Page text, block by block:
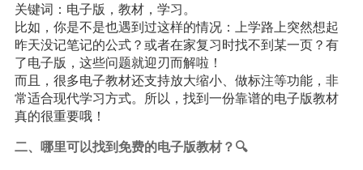
关键词：电子版，教材，学习。
比如，你是不是也遇到过这样的情况：上学路上突然想起
昨天没记笔记的公式？或者在家复习时找不到某一页？有
了电子版，这些问题就迎刃而解啦！
而且，很多电子教材还支持放大缩小、做标注等功能，非
常适合现代学习方式。所以，找到一份靠谱的电子版教材
真的很重要哦！
二、哪里可以找到免费的电子版教材？🔍